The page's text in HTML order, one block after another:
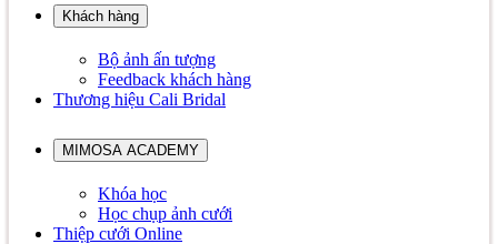
Khách hàng
Bộ ảnh ấn tượng
Feedback khách hàng
Thương hiệu Cali Bridal
MIMOSA ACADEMY
Khóa học
Học chụp ảnh cưới
Thiệp cưới Online